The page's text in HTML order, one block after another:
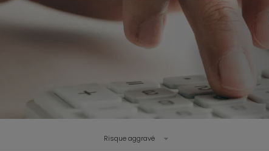
Risque aggravé